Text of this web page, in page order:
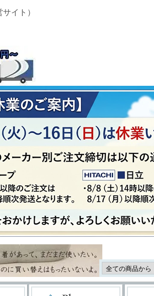
イト）